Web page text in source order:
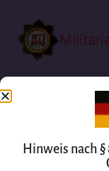
Hinweis nach